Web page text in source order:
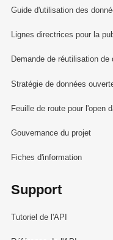
Guide d'utilisation des
Lignes directrices pour la
Demande de réutilisation de
Stratégie de données
Feuille de route pour l'open
Gouvernance du projet
Fiches d'information
Support
Tutoriel de l'API